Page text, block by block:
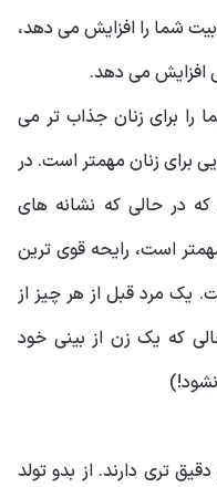
شما را افزایش می دهد،
افزایش می دهد.
برای زنان جذاب تر می
برای زنان مهمتر است. در
در حالی که نشانه های
است، رایحه قوی ترین
یک مرد قبل از هر چیز از
که یک زن از بینی خود
تری دارند. از بدو تولد